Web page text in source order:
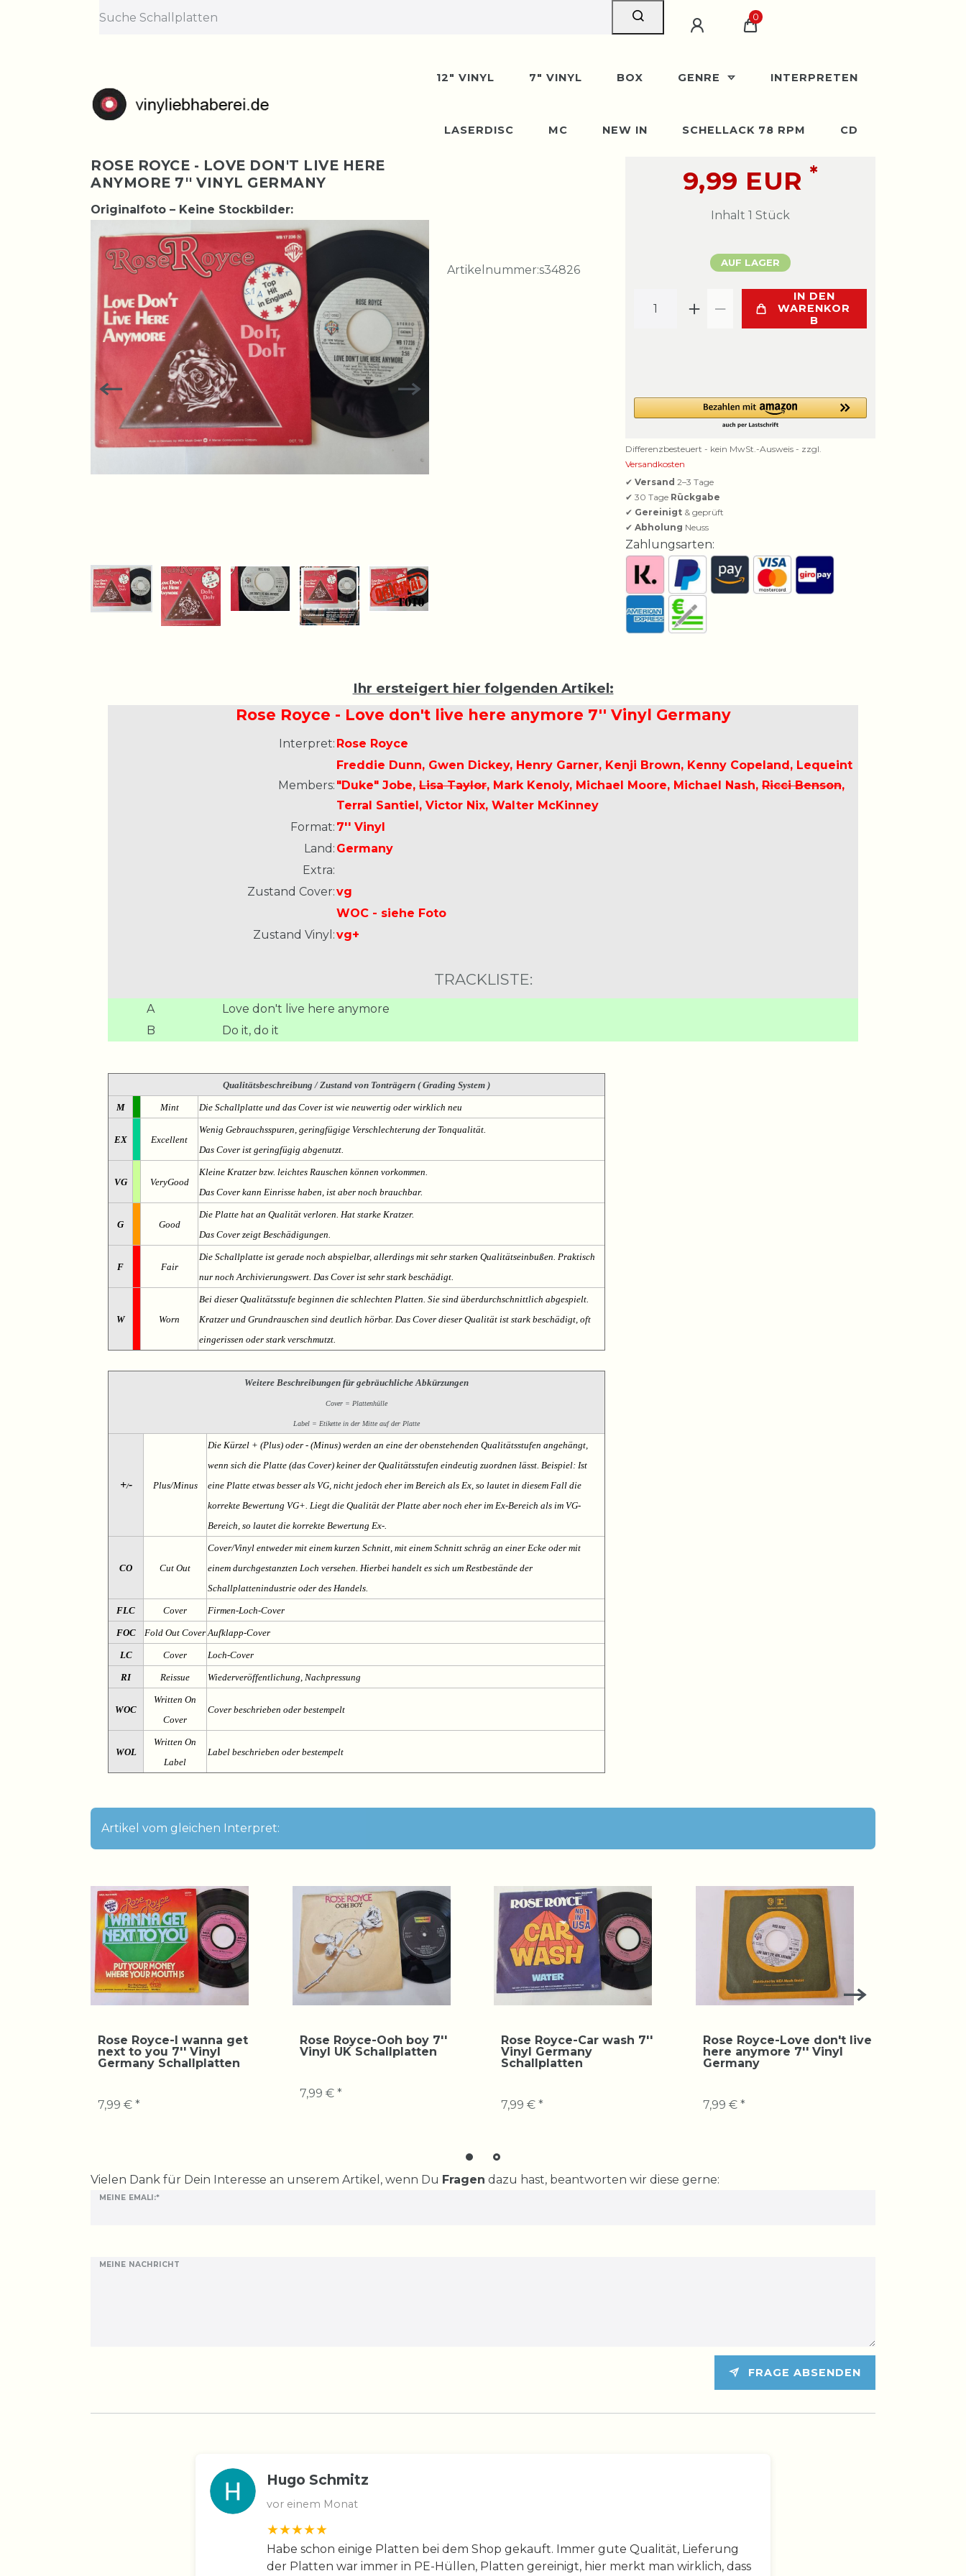
0
12" VINYL 7" VINYL BOX GENRE INTERPRETEN
LASERDISC MC NEW IN SCHELLACK 78 RPM CD
ROSE ROYCE - LOVE DON'T LIVE HERE
ANYMORE 7'' VINYL GERMANY
Originalfoto – Keine Stockbilder:
Artikelnummer:s34826
9,99 EUR *
Inhalt 1 Stück
AUF LAGER
IN DEN
WARENKOR
B
Differenzbesteuert - kein MwSt.-Ausweis - zzgl.
Versandkosten
✔ Versand 2–3 Tage
✔ 30 Tage Rückgabe
✔ Gereinigt & geprüft
✔ Abholung Neuss
Zahlungsarten:
Ihr ersteigert hier folgenden Artikel:
Rose Royce - Love don't live here anymore 7'' Vinyl Germany
Interpret: Rose Royce
Members:
Freddie Dunn, Gwen Dickey, Henry Garner, Kenji Brown, Kenny Copeland, Lequeint
"Duke" Jobe, Lisa Taylor, Mark Kenoly, Michael Moore, Michael Nash, Ricci Benson,
Terral Santiel, Victor Nix, Walter McKinney
Format: 7'' Vinyl
Land: Germany
Extra:
Zustand Cover:vg
WOC - siehe Foto
Zustand Vinyl:vg+
TRACKLISTE:
A
Love don't live here anymore
B
Do it, do it
Qualitätsbeschreibung / Zustand von Tonträgern ( Grading System )
M Mint Die Schallplatte und das Cover ist wie neuwertig oder wirklich neu
EX Excellent
Wenig Gebrauchsspuren, geringfügige Verschlechterung der Tonqualität.
Das Cover ist geringfügig abgenutzt.
VG VeryGood
Kleine Kratzer bzw. leichtes Rauschen können vorkommen.
Das Cover kann Einrisse haben, ist aber noch brauchbar.
G Good
Die Platte hat an Qualität verloren. Hat starke Kratzer.
Das Cover zeigt Beschädigungen.
F Fair
Die Schallplatte ist gerade noch abspielbar, allerdings mit sehr starken Qualitätseinbußen. Praktisch
nur noch Archivierungswert. Das Cover ist sehr stark beschädigt.
W Worn
Bei dieser Qualitätsstufe beginnen die schlechten Platten. Sie sind überdurchschnittlich abgespielt.
Kratzer und Grundrauschen sind deutlich hörbar. Das Cover dieser Qualität ist stark beschädigt, oft
eingerissen oder stark verschmutzt.
Weitere Beschreibungen für gebräuchliche Abkürzungen
Cover = Plattenhülle
Label = Etikette in der Mitte auf der Platte
+/- Plus/Minus
Die Kürzel + (Plus) oder - (Minus) werden an eine der obenstehenden Qualitätsstufen angehängt,
wenn sich die Platte (das Cover) keiner der Qualitätsstufen eindeutig zuordnen lässt. Beispiel: Ist
eine Platte etwas besser als VG, nicht jedoch eher im Bereich als Ex, so lautet in diesem Fall die
korrekte Bewertung VG+. Liegt die Qualität der Platte aber noch eher im Ex-Bereich als im VG-
Bereich, so lautet die korrekte Bewertung Ex-.
CO Cut Out
Cover/Vinyl entweder mit einem kurzen Schnitt, mit einem Schnitt schräg an einer Ecke oder mit
einem durchgestanzten Loch versehen. Hierbei handelt es sich um Restbestände der
Schallplattenindustrie oder des Handels.
FLC Cover Firmen-Loch-Cover
FOC Fold Out Cover Aufklapp-Cover
LC Cover Loch-Cover
RI Reissue Wiederveröffentlichung, Nachpressung
WOC
Written On
Cover
Cover beschrieben oder bestempelt
WOL
Written On
Label
Label beschrieben oder bestempelt
Artikel vom gleichen Interpret:
Rose Royce-I wanna get
next to you 7'' Vinyl
Germany Schallplatten
7,99 € *
Rose Royce-Ooh boy 7''
Vinyl UK Schallplatten
7,99 € *
Rose Royce-Car wash 7''
Vinyl Germany
Schallplatten
7,99 € *
Rose Royce-Love don't live
here anymore 7'' Vinyl
Germany
7,99 € *
Vielen Dank für Dein Interesse an unserem Artikel, wenn Du Fragen dazu hast, beantworten wir diese gerne:
MEINE EMALI:*
MEINE NACHRICHT
Ceres::Template.mailFormHoneypotLabel
FRAGE ABSENDEN
Hugo Schmitz
vor einem Monat
Habe schon einige Platten bei dem Shop gekauft. Immer gute Qualität, Lieferung
der Platten war immer in PE-Hüllen, Platten gereinigt, hier merkt man wirklich, dass